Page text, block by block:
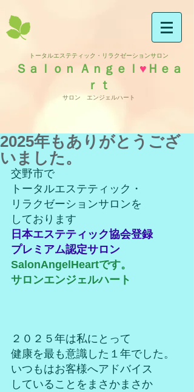
トータルエステティック・リラクゼーションサロン
Ｓａｌｏｎ Ａｎｇｅｌ ♥ Ｈｅａ
ｒｔ
サロン エンジェルハート
2025年もありがとうござ
いました。
交野市で
トータルエステティック・
リラクゼーションサロンを
しております
日本エステティック協会登録
プレミアム認定サロン
SalonAngelHeartです。
サロンエンジェルハート
２０２５年は私にとって
健康を最も意識した１年でした。
いつもはお客様へアドバイス
していることをまさかまさか